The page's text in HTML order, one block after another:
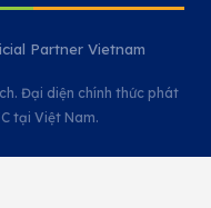
Partner Vietnam
Đại diện chính thức phát
tại Việt Nam.